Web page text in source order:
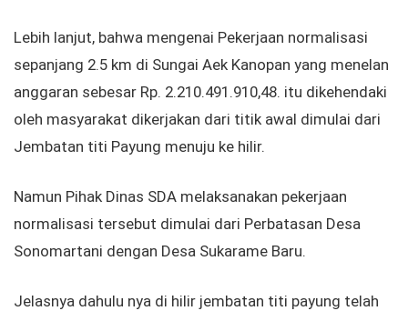
Lebih lanjut, bahwa mengenai Pekerjaan normalisasi
sepanjang 2.5 km di Sungai Aek Kanopan yang menelan
anggaran sebesar Rp. 2.210.491.910,48. itu dikehendaki
oleh masyarakat dikerjakan dari titik awal dimulai dari
Jembatan titi Payung menuju ke hilir.
Namun Pihak Dinas SDA melaksanakan pekerjaan
normalisasi tersebut dimulai dari Perbatasan Desa
Sonomartani dengan Desa Sukarame Baru.
Jelasnya dahulu nya di hilir jembatan titi payung telah